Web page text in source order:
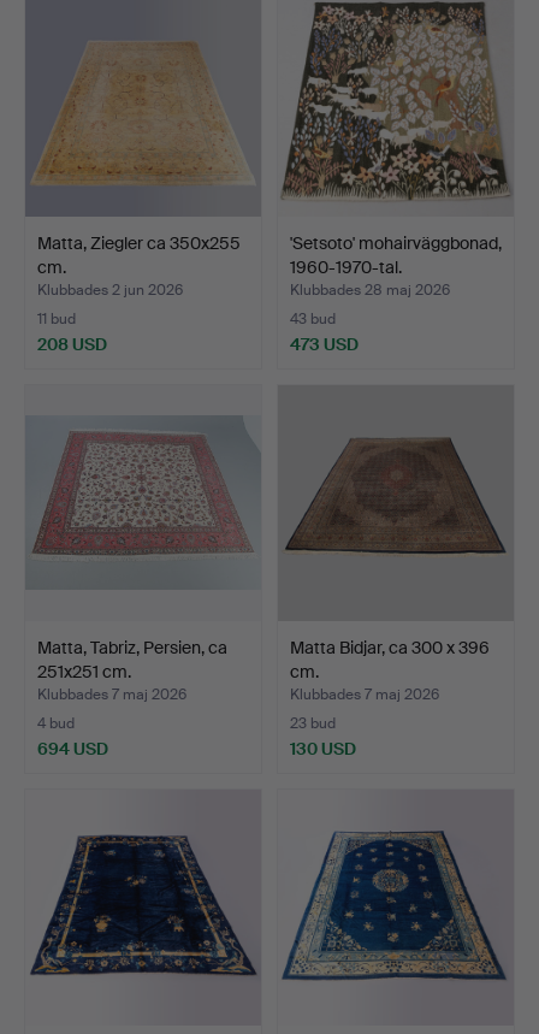
Matta, Ziegler ca 350x255
cm.
Klubbades 2 jun 2026
11 bud
208 USD
'Setsoto' mohairväggbonad,
1960-1970-tal.
Klubbades 28 maj 2026
43 bud
473 USD
Matta, Tabriz, Persien, ca
251x251 cm.
Klubbades 7 maj 2026
4 bud
694 USD
Matta Bidjar, ca 300 x 396
cm.
Klubbades 7 maj 2026
23 bud
130 USD